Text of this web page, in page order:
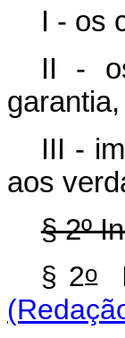
I - os
II -
III -
aos
§ 2º
§ 2o